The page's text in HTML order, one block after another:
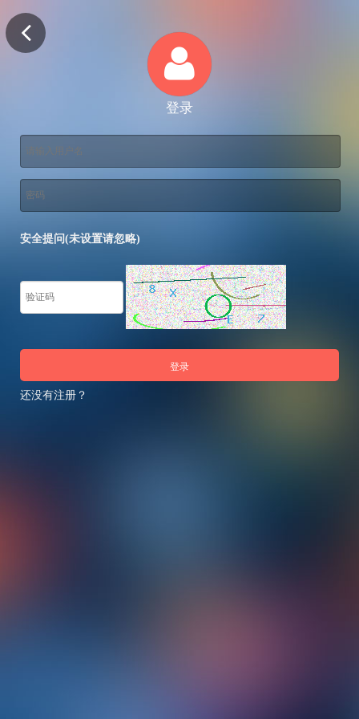
登录
安全提问(未设置请忽略)
登录
还没有注册？